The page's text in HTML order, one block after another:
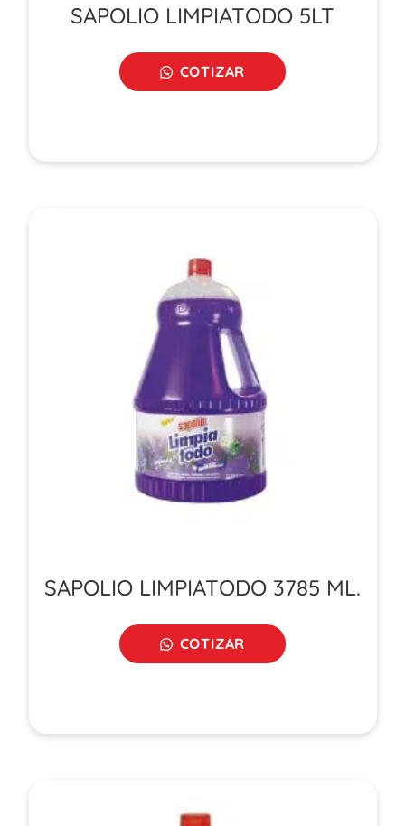
SAPOLIO LIMPIATODO 5LT
COTIZAR
SAPOLIO LIMPIATODO 3785 ML.
COTIZAR